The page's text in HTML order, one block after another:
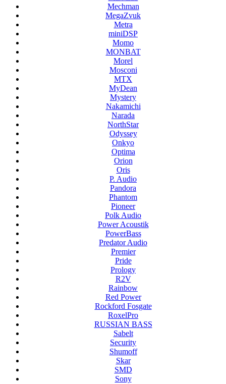
Mechman
MegaZvuk
Metra
miniDSP
Momo
MONBAT
Morel
Mosconi
MTX
MyDean
Mystery
Nakamichi
Narada
NorthStar
Odyssey
Onkyo
Optima
Orion
Oris
P. Audio
Pandora
Phantom
Pioneer
Polk Audio
Power Acoustik
PowerBass
Predator Audio
Premier
Pride
Prology
R2V
Rainbow
Red Power
Rockford Fosgate
RoxelPro
RUSSIAN BASS
Sabelt
Security
Shumoff
Skar
SMD
Sony